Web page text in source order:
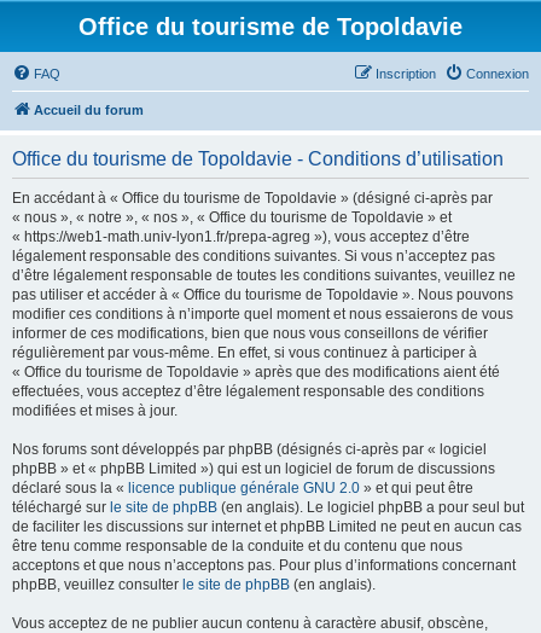
Office du tourisme de Topoldavie
FAQ Connexion
Inscription
Accueil du forum
Office du tourisme de Topoldavie - Conditions d’utilisation
En accédant à « Office du tourisme de Topoldavie » (désigné ci-après par
« nous », « notre », « nos », « Office du tourisme de Topoldavie » et
« https://web1-math.univ-lyon1.fr/prepa-agreg »), vous acceptez d’être
légalement responsable des conditions suivantes. Si vous n’acceptez pas
d’être légalement responsable de toutes les conditions suivantes, veuillez ne
pas utiliser et accéder à « Office du tourisme de Topoldavie ». Nous pouvons
modifier ces conditions à n’importe quel moment et nous essaierons de vous
informer de ces modifications, bien que nous vous conseillons de vérifier
régulièrement par vous-même. En effet, si vous continuez à participer à
« Office du tourisme de Topoldavie » après que des modifications aient été
effectuées, vous acceptez d’être légalement responsable des conditions
modifiées et mises à jour.
Nos forums sont développés par phpBB (désignés ci-après par « logiciel
phpBB » et « phpBB Limited ») qui est un logiciel de forum de discussions
déclaré sous la « licence publique générale GNU 2.0 » et qui peut être
téléchargé sur le site de phpBB (en anglais). Le logiciel phpBB a pour seul but
de faciliter les discussions sur internet et phpBB Limited ne peut en aucun cas
être tenu comme responsable de la conduite et du contenu que nous
acceptons et que nous n’acceptons pas. Pour plus d’informations concernant
phpBB, veuillez consulter le site de phpBB (en anglais).
Vous acceptez de ne publier aucun contenu à caractère abusif, obscène,